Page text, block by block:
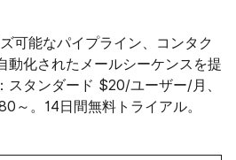
可能なパイプライン、コンタク
動化されたメールシーケンスを提
スタンダード $20/ユーザー/月、
～。14日間無料トライアル。